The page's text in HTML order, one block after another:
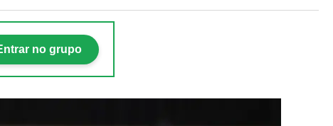
no grupo